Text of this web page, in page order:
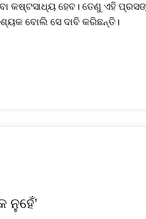
ହେବ। ତେଣୁ ଏହି
ବୋଲି ସେ ଦାବି କରିଛନ୍ତି।
ନୁହେଁ’